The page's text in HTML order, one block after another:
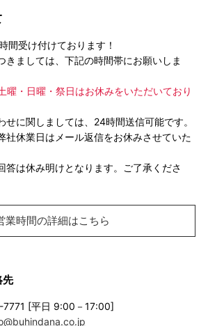
間受け付けております！
きましては、下記の時間帯にお願いしま
・日曜・祭日はお休みをいただいており
せに関しましては、24時間送信可能です。
社休業日はメール返信をお休みさせていた
答は休み明けとなります。ご了承くださ
業時間の詳細はこちら
先
[平日 9:00－17:00]